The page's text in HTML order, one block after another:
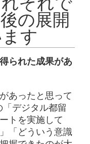
の展開
す
られた成果があ
あったと思って
デジタル都留
トを実施して
「どういう意識